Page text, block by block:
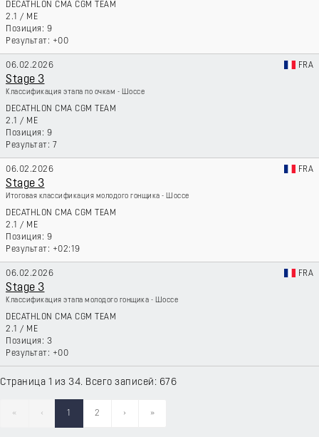
DECATHLON CMA CGM TEAM
2.1 / ME
9
+00
06.02.2026 FRA
Stage 3
Классификация этапа по очкам - Шоссе
DECATHLON CMA CGM TEAM
2.1 / ME
9
7
06.02.2026 FRA
Stage 3
Итоговая классификация молодого гонщика - Шоссе
DECATHLON CMA CGM TEAM
2.1 / ME
9
+02:19
06.02.2026 FRA
Stage 3
Классификация этапа молодого гонщика - Шоссе
DECATHLON CMA CGM TEAM
2.1 / ME
3
+00
Страница 1 из 34. Всего записей: 676
« ‹ 1 2 › »